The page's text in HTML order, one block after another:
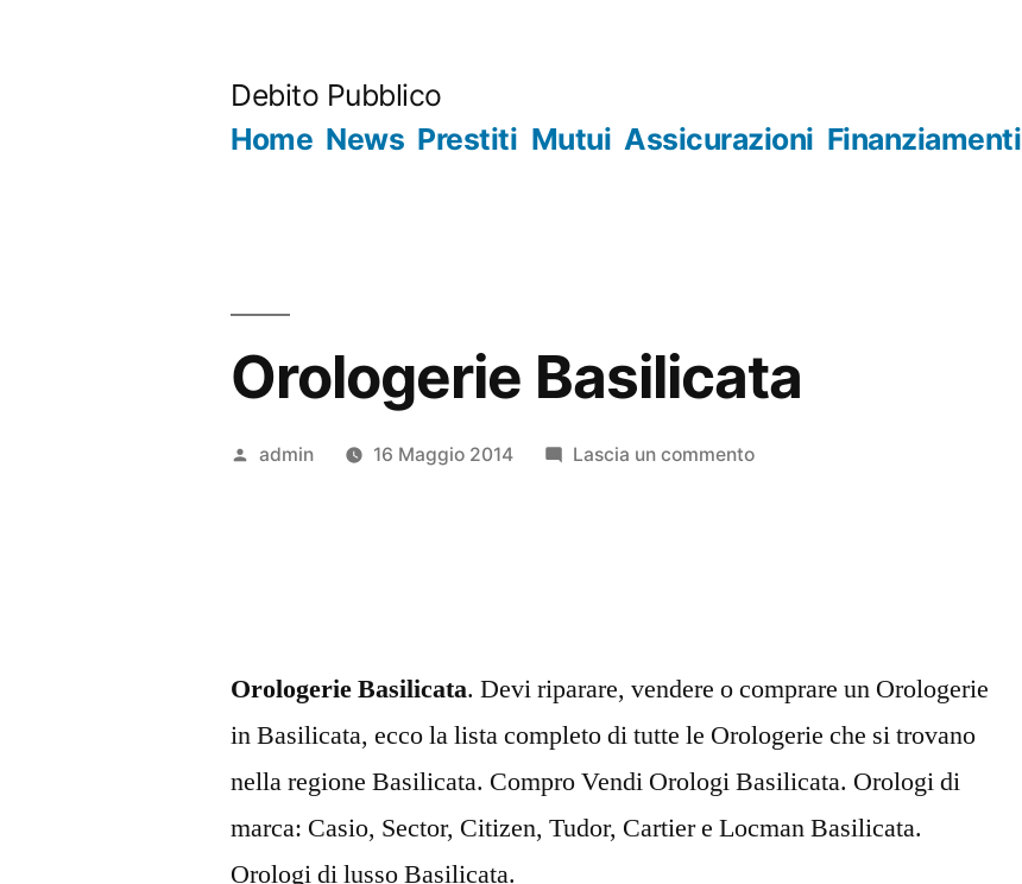
Debito Pubblico
Home News Prestiti Mutui Assicurazioni Finanziamenti
Orologerie Basilicata
Pubblicato
admin 16 Maggio 2014 Lascia un commentosu
Orologerie Basilicata. Devi riparare, vendere o comprare un Orologerie
in Basilicata, ecco la lista completo di tutte le Orologerie che si trovano
nella regione Basilicata. Compro Vendi Orologi Basilicata. Orologi di
marca: Casio, Sector, Citizen, Tudor, Cartier e Locman Basilicata.
Orologi di lusso Basilicata.